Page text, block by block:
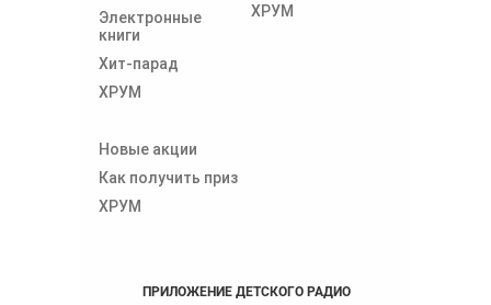
Электронные
книги
Хит-парад
ХРУМ
ХРУМ
Новые акции
Как получить приз
ХРУМ
ПРИЛОЖЕНИЕ ДЕТСКОГО РАДИО